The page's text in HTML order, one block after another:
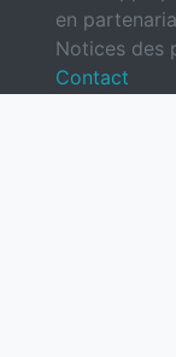
en
Notices des
Contact